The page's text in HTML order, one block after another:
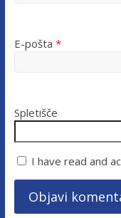
E-pošta *
Spletišče
I have read and